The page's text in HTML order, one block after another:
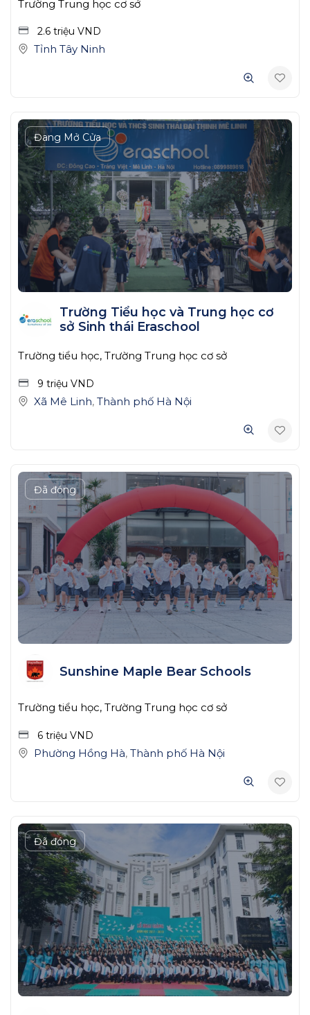
Trường Trung học cơ sở
2.6 triệu VND
Tỉnh Tây Ninh
Đang Mở Cửa
Trường Tiểu học và Trung học cơ
sở Sinh thái Eraschool
Trường tiểu học, Trường Trung học cơ sở
9 triệu VND
Xã Mê Linh, Thành phố Hà Nội
Đã đóng
Sunshine Maple Bear Schools
Trường tiểu học, Trường Trung học cơ sở
6 triệu VND
Phường Hồng Hà, Thành phố Hà Nội
Đã đóng